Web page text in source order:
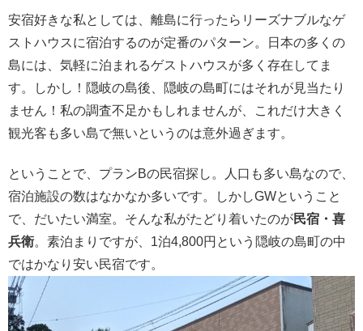
安宿好きな私としては、離島に行ったらリーズナブルなゲ
ストハウスに宿泊するのが定番のパターン。日本の多くの
島には、気軽に泊まれるゲストハウスが多く存在してま
す。しかし！隠岐の島後、隠岐の島町にはそれが見当たり
ません！私の調査不足かもしれませんが、これだけ大きく
観光客も多い島で無いというのは意外過ぎます。
ということで、プランBの民宿探し。人口も多い島なので、
宿泊施設の数はなかなか多いです。しかしGWということ
で、だいたい満室。そんな私がたどり着いたのが民宿・喜
兵衛。素泊まりですが、1泊4,800円という隠岐の島町の中
ではかなり安い民宿です。